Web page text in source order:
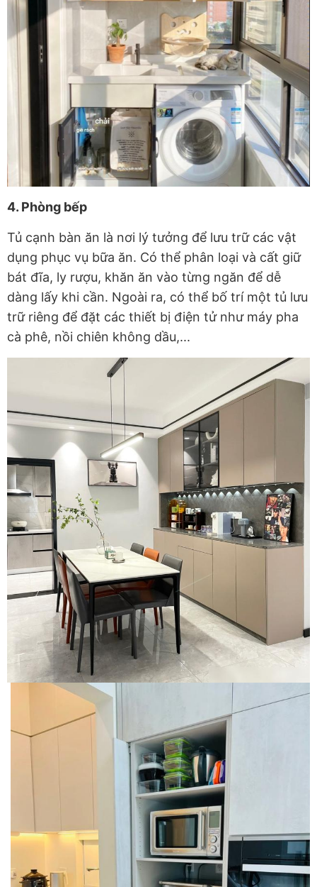
4. Phòng bếp
Tủ cạnh bàn ăn là nơi lý tưởng để lưu trữ các vật
dụng phục vụ bữa ăn. Có thể phân loại và cất giữ
bát đĩa, ly rượu, khăn ăn vào từng ngăn để dễ
dàng lấy khi cần. Ngoài ra, có thể bố trí một tủ lưu
trữ riêng để đặt các thiết bị điện tử như máy pha
cà phê, nồi chiên không dầu,...